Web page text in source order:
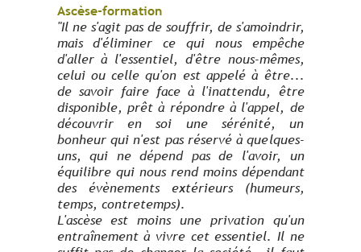
Ascèse-formation
"Il ne s'agit pas de souffrir, de s'amoindrir,
mais d'éliminer ce qui nous empêche
d'aller à l'essentiel, d'être nous-mêmes,
celui ou celle qu'on est appelé à être...
de savoir faire face à l'inattendu, être
disponible, prêt à répondre à l'appel, de
découvrir en soi une sérénité, un
bonheur qui n'est pas réservé à quelques-
uns, qui ne dépend pas de l'avoir, un
équilibre qui nous rend moins dépendant
des évènements extérieurs (humeurs,
temps, contretemps).
L'ascèse est moins une privation qu'un
entraînement à vivre cet essentiel. Il ne